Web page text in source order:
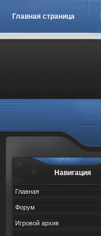
Главная страница
Навигация
Главная
Форум
Игровой архив